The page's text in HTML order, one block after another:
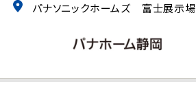
パナソニックホームズ 富士展示場